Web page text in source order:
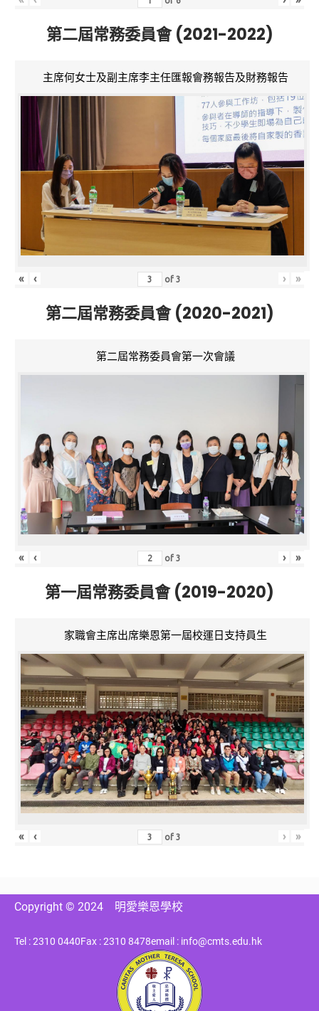
第二屆常務委員會 (2021-2022)
主席何女士及副主席李主任匯報會務報告及財務報告
« ‹ of3 › »
第二屆常務委員會 (2020-2021)
第二屆常務委員會第一次會議
« ‹ of3 › »
第一屆常務委員會 (2019-2020)
家職會主席出席樂恩第一屆校運日支持員生
« ‹ of3 › »
Copyright © 2024 明愛樂恩學校
Tel : 2310 0440Fax : 2310 8478email : info@cmts.edu.hk